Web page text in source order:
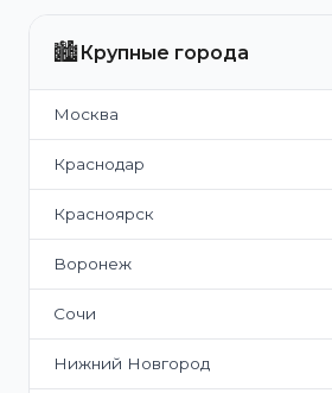
🏙️Крупные города
Москва
Краснодар
Красноярск
Воронеж
Сочи
Нижний Новгород